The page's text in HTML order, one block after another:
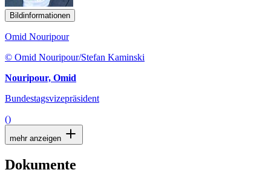
Bildinformationen
Omid Nouripour
© Omid Nouripour/Stefan Kaminski
Nouripour, Omid
Bundestagsvizepräsident
()
mehr anzeigen
Dokumente